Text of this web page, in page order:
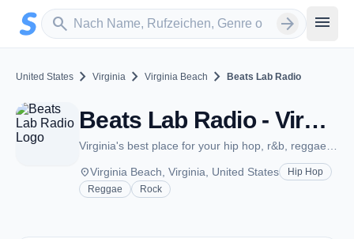
Zum Hauptinhalt springen
search
Sender suchen arrow_forward menu
United States chevron_right Virginia chevron_right Virginia Beach chevron_right Beats Lab Radio
Beats Lab Radio - Virginia Beach, VA
placeVirginia Beach, Virginia, United States
Hip Hop
Reggae
Rock